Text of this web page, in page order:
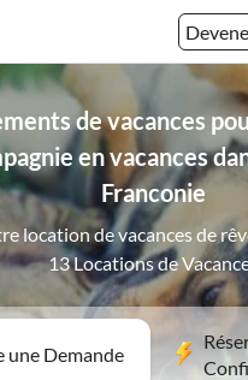
de vacances
en vacances
Franconie
location de vacances de
13 Locations de
une Demande